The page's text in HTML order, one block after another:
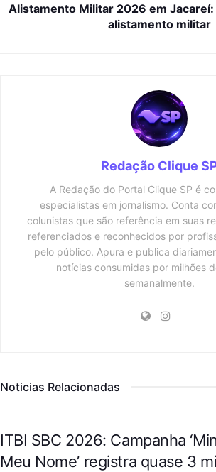
Alistamento Militar 2026 em Jacareí:
alistamento militar
Redação Clique
A Redação do Portal Clique SP é
especialistas em jornalismo. Conta
colunistas que são referência em suas
referenciados e reconhecidos por
pelo público. Apura e publica
notícias consumidas por milhões
semanalmente.
Noticias Relacionadas
ITBI SBC 2026: Campanha
Meu Nome’ registra quase 3